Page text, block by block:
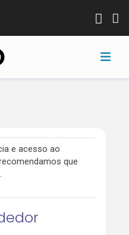
e acesso ao
que